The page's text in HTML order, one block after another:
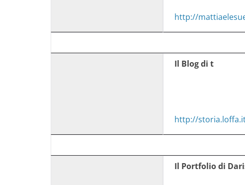
http://
Il Blog di t
http://
Il Portfolio di